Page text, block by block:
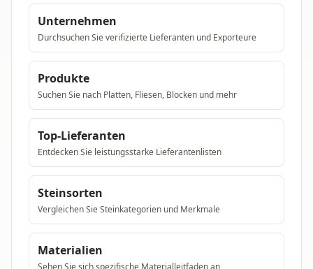
Unternehmen
Durchsuchen Sie verifizierte Lieferanten und Exporteure
Produkte
Suchen Sie nach Platten, Fliesen, Blocken und mehr
Top-Lieferanten
Entdecken Sie leistungsstarke Lieferantenlisten
Steinsorten
Vergleichen Sie Steinkategorien und Merkmale
Materialien
Sehen Sie sich spezifische Materialleitfaden an